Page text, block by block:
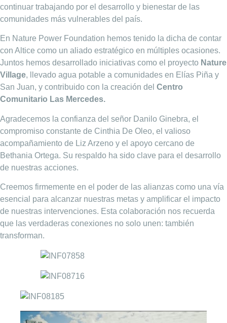
continuar trabajando por el desarrollo y bienestar de las
comunidades más vulnerables del país.
En Nature Power Foundation hemos tenido la dicha de contar
con Altice como un aliado estratégico en múltiples ocasiones.
Juntos hemos desarrollado iniciativas como el proyecto Nature
Village, llevado agua potable a comunidades en Elías Piña y
San Juan, y contribuido con la creación del Centro
Comunitario Las Mercedes.
Agradecemos la confianza del señor Danilo Ginebra, el
compromiso constante de Cinthia De Oleo, el valioso
acompañamiento de Liz Arzeno y el apoyo cercano de
Bethania Ortega. Su respaldo ha sido clave para el desarrollo
de nuestras acciones.
Creemos firmemente en el poder de las alianzas como una vía
esencial para alcanzar nuestras metas y amplificar el impacto
de nuestras intervenciones. Esta colaboración nos recuerda
que las verdaderas conexiones no solo unen: también
transforman.